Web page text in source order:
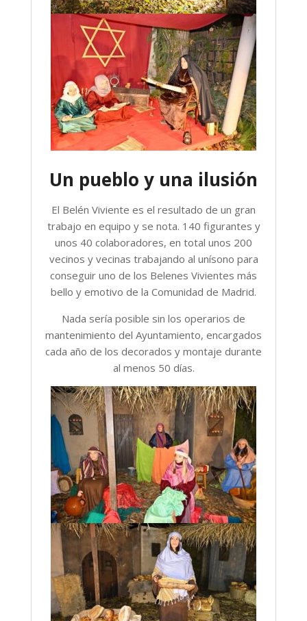
Un pueblo y una ilusión
El Belén Viviente es el resultado de un gran
trabajo en equipo y se nota. 140 figurantes y
unos 40 colaboradores, en total unos 200
vecinos y vecinas trabajando al unísono para
conseguir uno de los Belenes Vivientes más
bello y emotivo de la Comunidad de Madrid.
Nada sería posible sin los operarios de
mantenimiento del Ayuntamiento, encargados
cada año de los decorados y montaje durante
al menos 50 días.